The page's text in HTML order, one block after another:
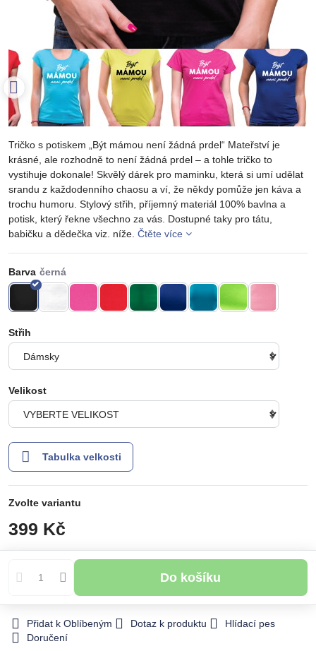
Tričko s potiskem „Být mámou není žádná prdel“ Mateřství je
krásné, ale rozhodně to není žádná prdel – a tohle tričko to
vystihuje dokonale! Skvělý dárek pro maminku, která si umí udělat
srandu z každodenního chaosu a ví, že někdy pomůže jen káva a
trochu humoru. Stylový střih, příjemný materiál 100% bavlna a
potisk, který řekne všechno za vás. Dostupné taky pro tátu,
babičku a dědečka viz. níže. Čtěte více
Barva
Střih
Velikost
Tabulka velkosti
Zvolte variantu
399 Kč
Do košíku
Přidat k Oblíbeným Dotaz k produktu
Hlídací pes
Doručení